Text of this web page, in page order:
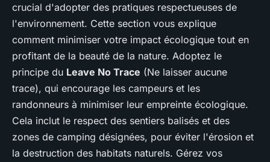
crucial d'adopter des pratiques respectueuses de
l'environnement. Cette section vous explique
comment minimiser votre impact écologique tout en
profitant de la beauté de la nature. Adoptez le
principe du Leave No Trace (Ne laisser aucune
trace), qui encourage les campeurs et les
randonneurs à minimiser leur empreinte écologique.
Cela inclut le respect des sentiers balisés et des
zones de camping désignées, pour éviter l'érosion et
la destruction des habitats naturels. Gérez vos